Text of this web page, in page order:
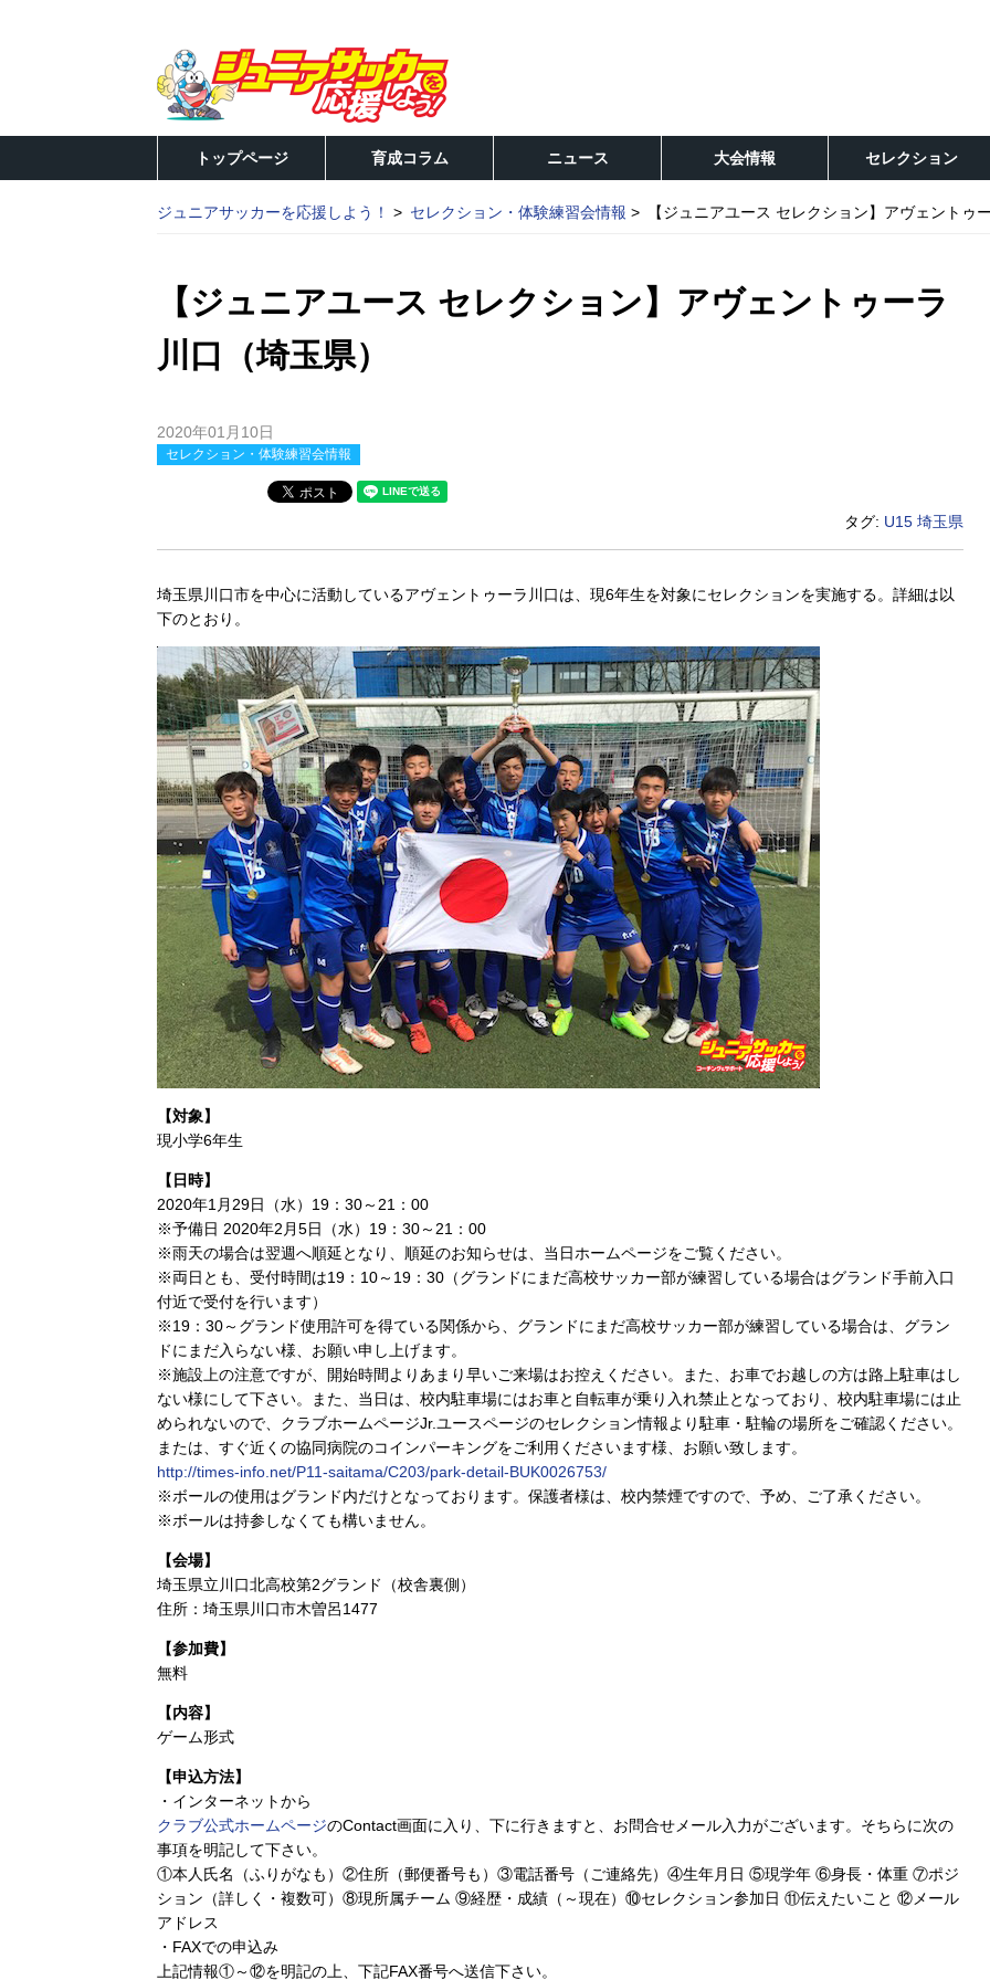
トップページ 育成コラム ニュース 大会情報 セレクション
ジュニアサッカーを応援しよう！ セレクション・体験練習会情報 【ジュニアユース セレクション】アヴェントゥ
【ジュニアユース セレクション】アヴェントゥーラ
川口（埼玉県）
2020年01月10日
セレクション・体験練習会情報
タグ: U15 埼玉県
埼玉県川口市を中心に活動しているアヴェントゥーラ川口は、現6年生を対象にセレクションを実施する。詳細は以
下のとおり。
【対象】
現小学6年生
【日時】
2020年1月29日（水）19：30～21：00
※予備日 2020年2月5日（水）19：30～21：00
※雨天の場合は翌週へ順延となり、順延のお知らせは、当日ホームページをご覧ください。
※両日とも、受付時間は19：10～19：30（グランドにまだ高校サッカー部が練習している場合はグランド手前入口
付近で受付を行います）
※19：30～グランド使用許可を得ている関係から、グランドにまだ高校サッカー部が練習している場合は、グラン
ドにまだ入らない様、お願い申し上げます。
※施設上の注意ですが、開始時間よりあまり早いご来場はお控えください。また、お車でお越しの方は路上駐車はし
ない様にして下さい。また、当日は、校内駐車場にはお車と自転車が乗り入れ禁止となっており、校内駐車場には止
められないので、クラブホームページJr.ユースページのセレクション情報より駐車・駐輪の場所をご確認ください。
または、すぐ近くの協同病院のコインパーキングをご利用くださいます様、お願い致します。
http://times-info.net/P11-saitama/C203/park-detail-BUK0026753/
※ボールの使用はグランド内だけとなっております。保護者様は、校内禁煙ですので、予め、ご了承ください。
※ボールは持参しなくても構いません。
【会場】
埼玉県立川口北高校第2グランド（校舎裏側）
住所：埼玉県川口市木曽呂1477
【参加費】
無料
【内容】
ゲーム形式
【申込方法】
・インターネットから
クラブ公式ホームページのContact画面に入り、下に行きますと、お問合せメール入力がございます。そちらに次の
事項を明記して下さい。
①本人氏名（ふりがなも）②住所（郵便番号も）③電話番号（ご連絡先）④生年月日 ⑤現学年 ⑥身長・体重 ⑦ポジ
ション（詳しく・複数可）⑧現所属チーム ⑨経歴・成績（～現在）⑩セレクション参加日 ⑪伝えたいこと ⑫メール
アドレス
・FAXでの申込み
上記情報①～⑫を明記の上、下記FAX番号へ送信下さい。